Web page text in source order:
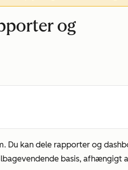
og
Du kan dele rapporter og
basis, afhængigt